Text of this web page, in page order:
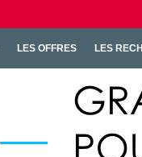
LES OFFRES LES